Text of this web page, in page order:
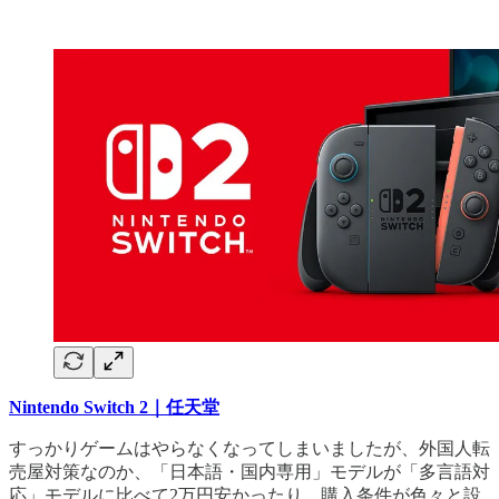
Nintendo Switch 2｜任天堂
すっかりゲームはやらなくなってしまいましたが、外国人転
売屋対策なのか、「日本語・国内専用」モデルが「多言語対
応」モデルに比べて2万円安かったり、購入条件が色々と設